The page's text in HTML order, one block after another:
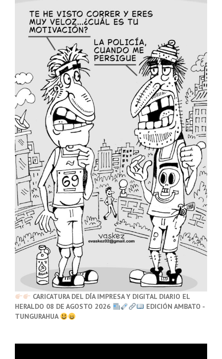
CARICATURA DEL DÍA IMPRESA Y DIGITAL DIARIO EL
HERALDO 08 DE AGOSTO 2026
EDICIÓN AMBATO -
TUNGURAHUA